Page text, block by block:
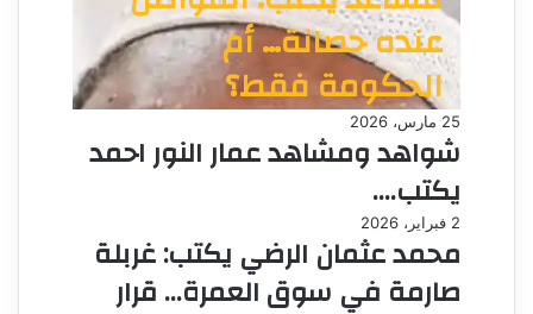
عنده حصانة… أم
الحكومة فقط؟
25 مارس، 2026
شواهد ومشاهد عمار النور احمد
يكتب….
2 فبراير، 2026
محمد عثمان الرضي يكتب: غربلة
صارمة في سوق العمرة… قرار